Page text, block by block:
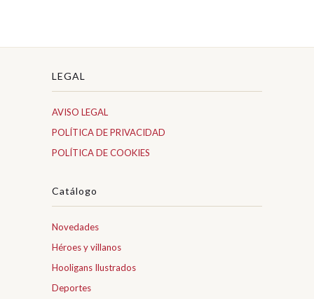
LEGAL
AVISO LEGAL
POLÍTICA DE PRIVACIDAD
POLÍTICA DE COOKIES
Catálogo
Novedades
Héroes y villanos
Hooligans Ilustrados
Deportes